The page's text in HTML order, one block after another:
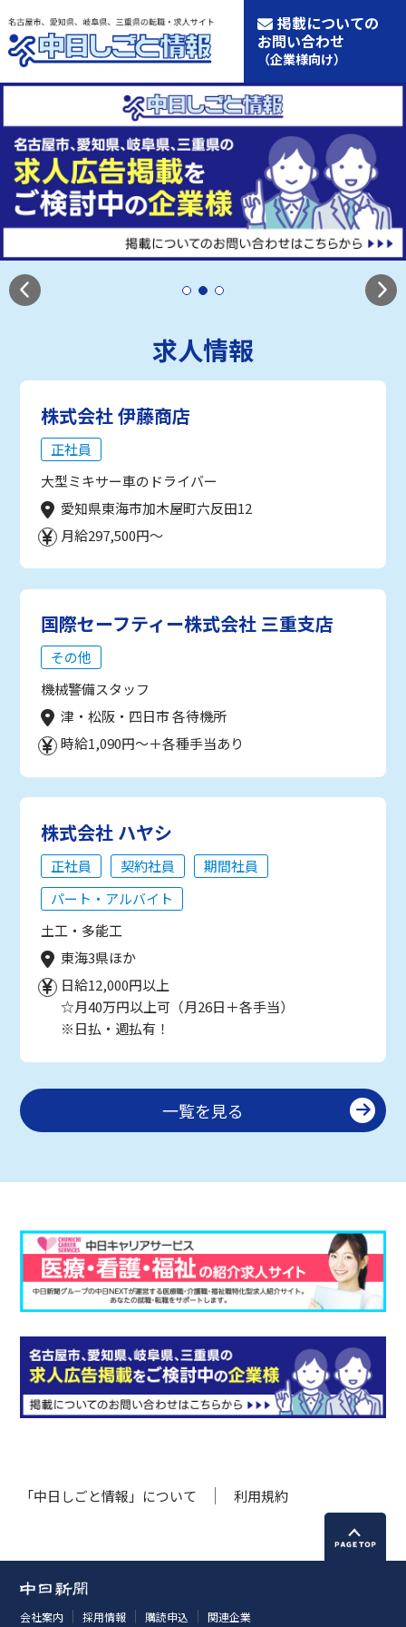
掲載についての
お問い合わせ
（企業様向け）
求人情報
株式会社 伊藤商店
正社員
大型ミキサー車のドライバー
愛知県東海市加木屋町六反田12
月給297,500円～
国際セーフティー株式会社 三重支店
その他
機械警備スタッフ
津・松阪・四日市 各待機所
時給1,090円～＋各種手当あり
株式会社 ハヤシ
正社員 契約社員
期間社員
パート・アルバイト
土工・多能工
東海3県ほか
日給12,000円以上
☆月40万円以上可（月26日＋各手当）
※日払・週払有！
一覧を見る
「中日しごと情報」について 利用規約
会社案内 採用情報 購読申込 関連企業